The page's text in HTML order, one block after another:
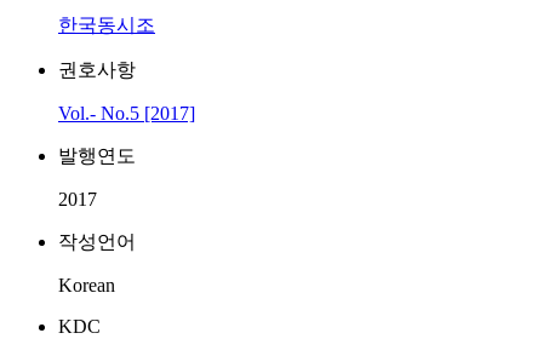
한국동시조
권호사항
Vol.- No.5 [2017]
발행연도
2017
작성언어
Korean
KDC